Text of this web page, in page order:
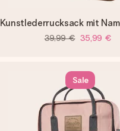
Kunstlederrucksack mit
39,99 € 35,99 €
Sale